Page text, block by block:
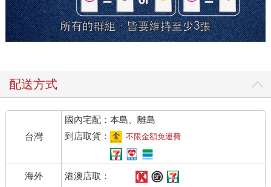
配送方式
台灣
國內宅配：本島、離島
到店取貨：
不限金額免運費
海外 港澳店取：